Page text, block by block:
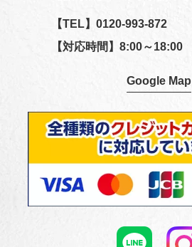
【TEL】0120-993-872
【対応時間】8:00～18:00
Google Map